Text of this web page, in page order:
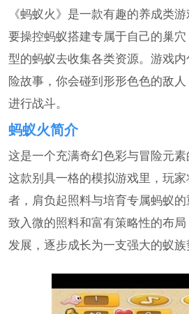
《蚂蚁火》是一款有趣的养成类
要操控蚂蚁搭建专属于自己的巢
型的蚂蚁去收集各类资源。游戏
险故事，你会碰到形形色色的敌
进行战斗。
蚂蚁火简介
这是一个充满奇幻色彩与冒险元
这款别具一格的模拟游戏里，玩
者，肩负起照料与培育专属蚂蚁
致入微的照料和富有策略性的布
发展，逐步成长为一支强大的蚁族